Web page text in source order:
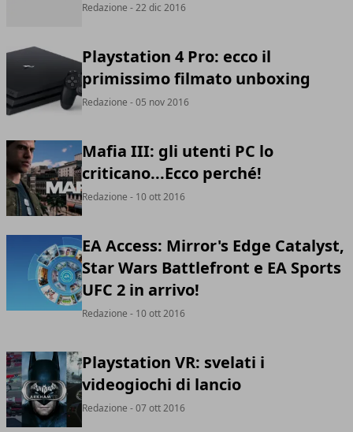
Redazione - 22 dic 2016
Playstation 4 Pro: ecco il
primissimo filmato unboxing
Redazione - 05 nov 2016
Mafia III: gli utenti PC lo
criticano...Ecco perché!
Redazione - 10 ott 2016
EA Access: Mirror's Edge Catalyst,
Star Wars Battlefront e EA Sports
UFC 2 in arrivo!
Redazione - 10 ott 2016
Playstation VR: svelati i
videogiochi di lancio
Redazione - 07 ott 2016